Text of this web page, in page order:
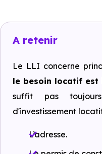
A retenir
Le LLI concerne
le besoin locatif est
suffit pas
d'investissement
L’adresse.